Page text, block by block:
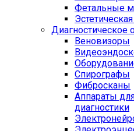
Фетальные
Диагностическое
Веновизоры
Спирографы
Фибросканы
Аппараты
диагностики